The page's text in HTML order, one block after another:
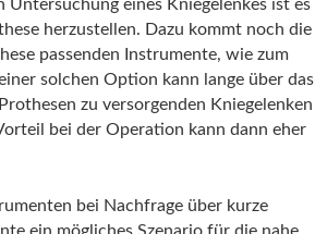
eines Kniegelenkes ist es
herzustellen. Dazu kommt noch die
passenden Instrumente, wie zum
solchen Option kann lange über das
zu versorgenden Kniegelenken
bei der Operation kann dann eher
bei Nachfrage über kurze